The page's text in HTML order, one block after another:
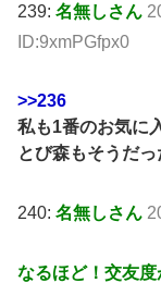
239: 名無しさん
ID:9xmPGfpx0
>>236
私も1番のお気に
とび森もそうだっ
240: 名無しさん
なるほど！交友